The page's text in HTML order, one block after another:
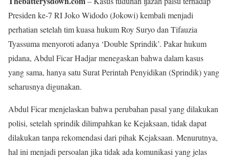
Presiden ke-7 RI Joko Widodo (Jokowi) kembali menjadi
perhatian setelah tim kuasa hukum Roy Suryo dan Tifauzia
Tyassuma menyoroti adanya ‘Double Sprindik’. Pakar hukum
pidana, Abdul Ficar Hadjar menegaskan bahwa dalam kasus
yang sama, hanya satu Surat Perintah Penyidikan (Sprindik) yang
seharusnya digunakan.
Abdul Ficar menjelaskan bahwa perubahan pasal yang dilakukan
polisi, setelah sprindik dilimpahkan ke Kejaksaan, tidak dapat
dilakukan tanpa rekomendasi dari pihak Kejaksaan. Menurutnya,
hal ini menjadi persoalan jika tidak ada komunikasi yang jelas